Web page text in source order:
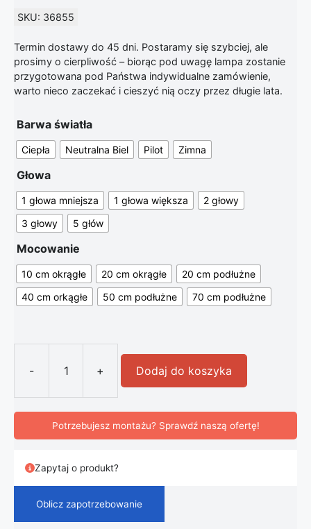
SKU: 36855
Termin dostawy do 45 dni. Postaramy się szybciej, ale
prosimy o cierpliwość – biorąc pod uwagę lampa zostanie
przygotowana pod Państwa indywidualne zamówienie,
warto nieco zaczekać i cieszyć nią oczy przez długie lata.
Barwa światła
Ciepła Neutralna Biel Pilot Zimna
Głowa
1 głowa mniejsza 1 głowa większa
2 głowy
3 głowy
5 głów
Mocowanie
10 cm okrągłe 20 cm okrągłe
20 cm podłużne
40 cm orkągłe
50 cm podłużne 70 cm podłużne
-
ilość Oryginalna Lampa Nordic
+ Dodaj do koszyka
Potrzebujesz montażu? Sprawdź naszą ofertę!
Zapytaj o produkt?
Oblicz zapotrzebowanie